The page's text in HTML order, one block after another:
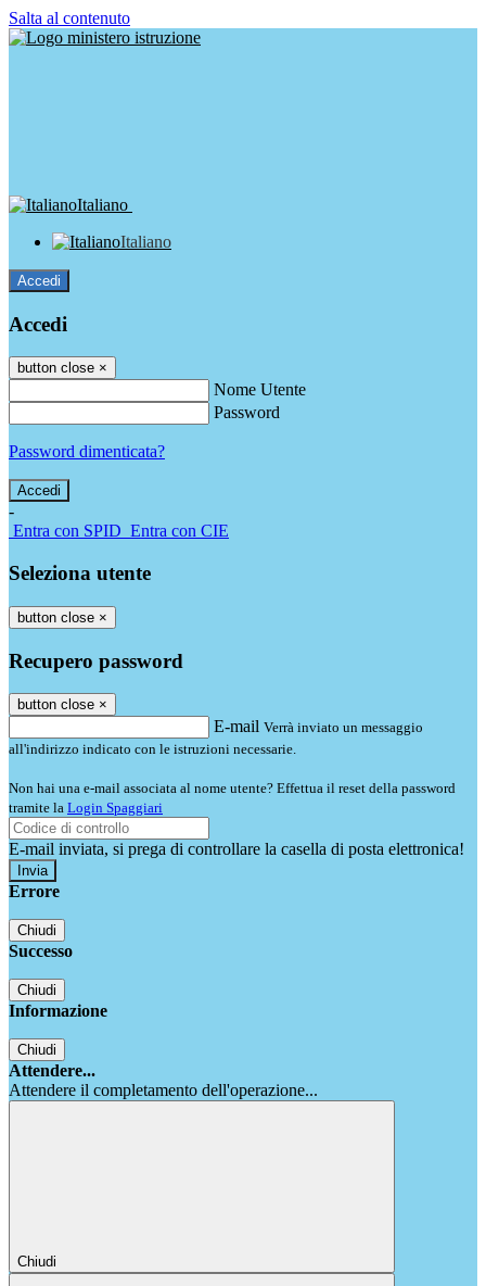
Salta al contenuto
Italiano
Italiano
Accedi
Accedi
button close ×
Nome Utente
Password
Password dimenticata?
-
Entra con SPID Entra con CIE
Seleziona utente
button close ×
Recupero password
button close ×
E-mail Verrà inviato un messaggio
all'indirizzo indicato con le istruzioni necessarie.
Non hai una e-mail associata al nome utente? Effettua il reset della password
tramite la Login Spaggiari
E-mail inviata, si prega di controllare la casella di posta elettronica!
Errore
Chiudi
Successo
Chiudi
Informazione
Chiudi
Attendere...
Attendere il completamento dell'operazione...
Chiudi